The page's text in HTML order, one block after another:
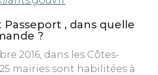
Passeport , dans quelle
?
2016, dans les Côtes-
mairies sont habilitées à